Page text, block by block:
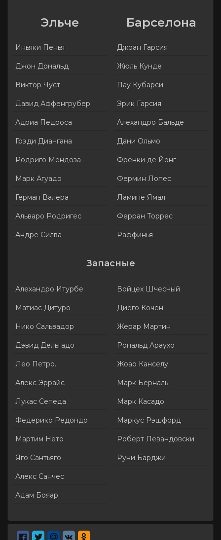
Эльче
Иньяки Пенья
Джон Дональд
Виктор Чуст
Давид Аффенгрубер
Адриа Педроса
Грэди Диангана
Родриго Мендоза
Марк Агуадо
Герман Валера
Альваро Родригес
Андре Силва
Барселона
Джоан Гарсия
Жюль Кунде
Пау Кубарси
Эрик Гарсия
Алехандро Бальде
Дани Ольмо
Френки де Йонг
Фермин Лопес
Ламине Ямал
Ферран Торрес
Раффинья
Запасные
Алехандро Итурбе
Матиас Дитуро
Нико Сальвадор
Дэвид Дельгадо
Лео Петро.
Алекс Эррайс
Лукас Сепеда
Федерико Редондо
Мартим Нето
Яго Сантьяго
Алекс Санчес
Адам Бояар
Войцех Шчесный
Диего Кочен
Жерар Мартин
Рональд Араухо
Жоао Канселу
Марк Берналь
Марк Касадо
Маркус Рэшфорд
Роберт Левандовски
Руни Барджи